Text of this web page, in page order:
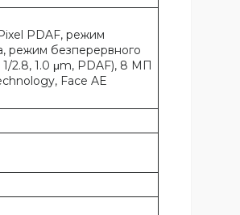
PDAF, режим
режим безперервного
2.8, 1.0 μm, PDAF), 8 МП
Face AE